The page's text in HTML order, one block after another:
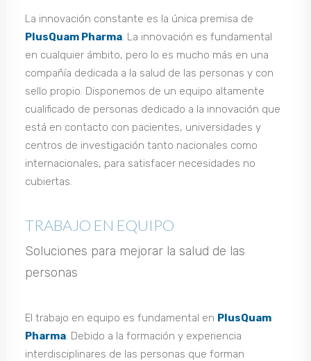
La innovación constante es la única premisa de
PlusQuam Pharma. La innovación es fundamental
en cualquier ámbito, pero lo es mucho más en una
compañía dedicada a la salud de las personas y con
sello propio. Disponemos de un equipo altamente
cualificado de personas dedicado a la innovación que
está en contacto con pacientes, universidades y
centros de investigación tanto nacionales como
internacionales, para satisfacer necesidades no
cubiertas.
TRABAJO EN EQUIPO
Soluciones para mejorar la salud de las
personas
El trabajo en equipo es fundamental en PlusQuam
Pharma. Debido a la formación y experiencia
interdisciplinares de las personas que forman